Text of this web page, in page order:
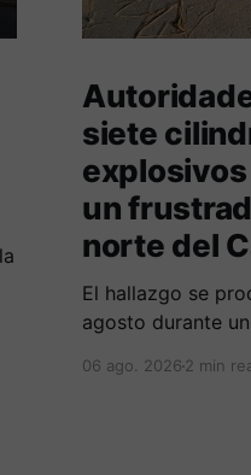
siete
un
norte del
El hallazgo se
agosto durante
peaje de Villa Rica.
06 ago. 20262 min